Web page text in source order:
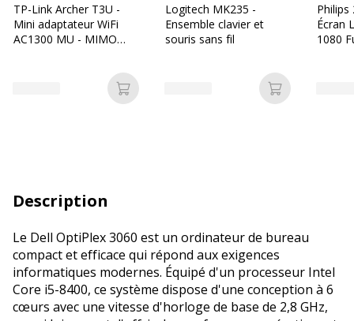
TP-Link Archer T3U -
Mini adaptateur WiFi
AC1300 MU - MIMO
Ajouter au panier
Logitech MK235 -
Ensemble clavier et
souris sans fil
Ajouter au
Philips
Écran
1080
Description
Le Dell OptiPlex 3060 est un ordinateur de bureau
compact et efficace qui répond aux exigences
informatiques modernes. Équipé d'un processeur Intel
Core i5-8400, ce système dispose d'une conception à 6
cœurs avec une vitesse d'horloge de base de 2,8 GHz,